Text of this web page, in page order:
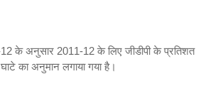
के अनुसार 2011-12 के लिए जीडीपी के प्रतिशत
का अनुमान लगाया गया है।